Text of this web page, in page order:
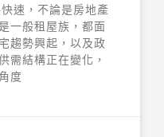
速，不論是房地產
一般租屋族，都面
趨勢興起，以及政
需結構正在變化，
度